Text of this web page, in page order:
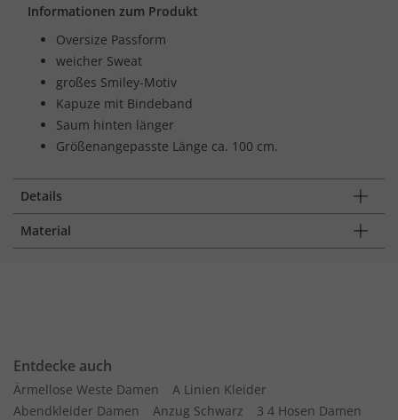
Informationen zum Produkt
Oversize Passform
weicher Sweat
großes Smiley-Motiv
Kapuze mit Bindeband
Saum hinten länger
Größenangepasste Länge ca. 100 cm.
Details
Material
Entdecke auch
Ärmellose Weste Damen
A Linien Kleider
Abendkleider Damen
Anzug Schwarz
3 4 Hosen Damen